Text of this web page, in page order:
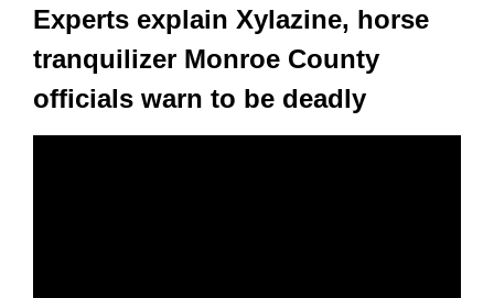
Experts explain Xylazine, horse
tranquilizer Monroe County
officials warn to be deadly